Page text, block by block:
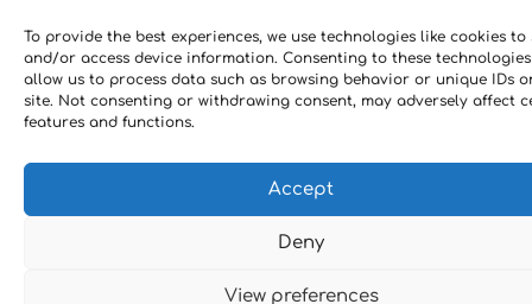
To provide the best experiences, we use technologies like cookies to
and/or access device information. Consenting to these
allow us to process data such as browsing behavior or unique IDs
site. Not consenting or withdrawing consent, may adversely affect
features and functions.
Accept
Deny
View preferences